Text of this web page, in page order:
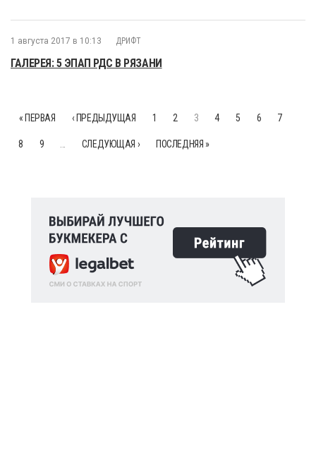
1 августа 2017 в 10:13 ДРИФТ
ГАЛЕРЕЯ: 5 ЭПАП РДС В РЯЗАНИ
« ПЕРВАЯ ‹ ПРЕДЫДУЩАЯ 1 2 3 4 5 6 7
8 9 СЛЕДУЮЩАЯ › ПОСЛЕДНЯЯ »